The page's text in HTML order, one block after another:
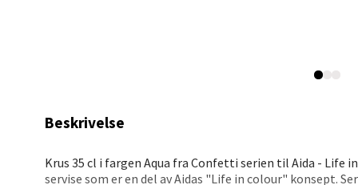
Beskrivelse
Krus 35 cl i fargen Aqua fra Confetti serien til Aida -
servise som er en del av Aidas "Life in colour" konsept.